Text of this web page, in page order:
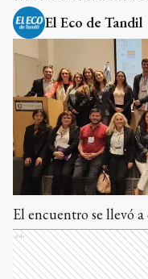
El Eco de Tandil
El encuentro se llevó
Ads